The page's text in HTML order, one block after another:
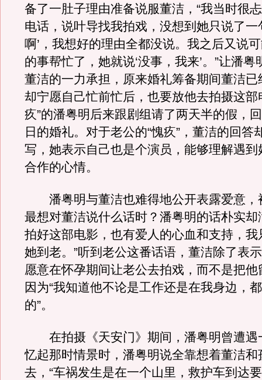
备了一肚子理由准备说服董洁，“我当时很
电话，说叶导找我拍戏，没想到她只说了一
啊’，我想好的理由全都没说。我之后又说
的事帮忙了，她就说‘没事，我来’。”让潘粤
董洁的一力承担，原来婚礼筹备期间董洁已
却宁愿自己忙前忙后，也要放他去拍摄这部
疚”的潘粤明后来跟剧组请了两天半的假，
日的婚礼。对于老公的“愧疚”，董洁的回答
写，她表示自己也是个演员，能够理解遇到
合作的心情。
潘粤明与董洁也难得地公开表露爱意，
最想对董洁说什么话时？潘粤明的话朴实却
拍好这部电影，也有爱人的心血和支持，我
她到老。”听到老公这番话语，董洁除了表
愿意在怀孕期间让老公去拍戏，而不是把他
因为“我知道他不论是工作还是在我身边，
的”。
在拍摄《天安门》期间，潘粤明曾遭遇
忆起那时情景时，潘粤明说全靠想着董洁和
去，“车祸发生是在一个山里，救护车到达